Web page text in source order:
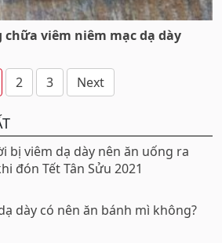
chữa viêm niêm mạc dạ dày
2 3 Next
bị viêm dạ dày nên ăn uống ra
đón Tết Tân Sửu 2021
dày có nên ăn bánh mì không?